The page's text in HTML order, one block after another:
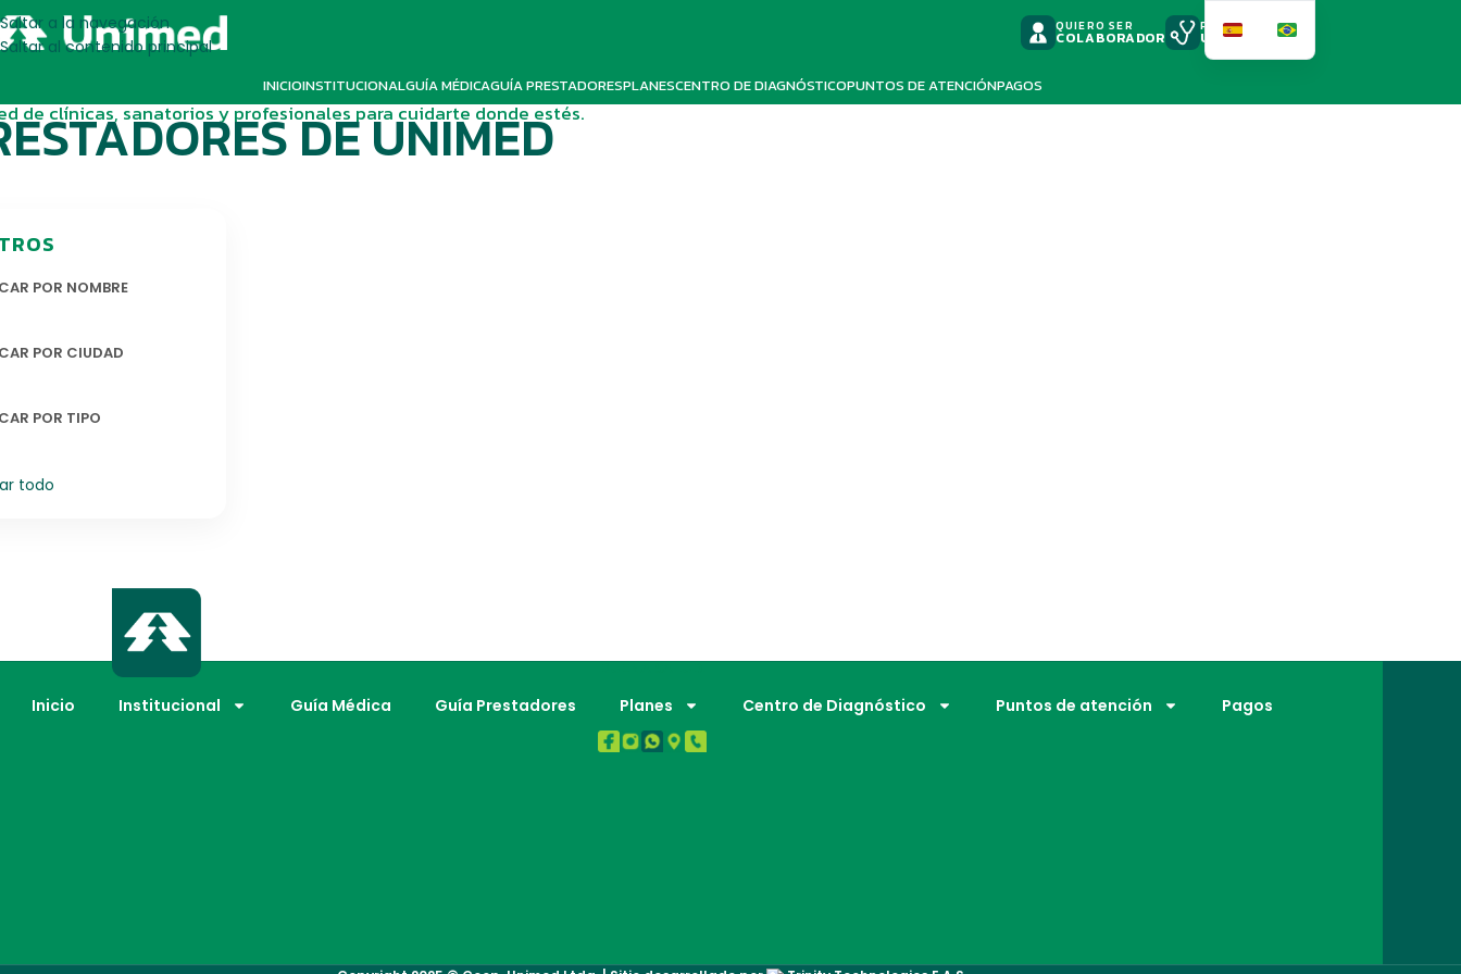
Saltar a la navegación
Saltar al contenido principal
QUIERO SER
COLABORADOR
PODSCAST
UNIMED
INICIOINSTITUCIONALGUÍA MÉDICAGUÍA PRESTADORESPLANESCENTRO DE DIAGNÓSTICOPUNTOS DE ATENCIÓNPAGOS
de clínicas, sanatorios y profesionales para cuidarte donde estés.
DE UNIMED
POR NOMBRE
POR CIUDAD
POR TIPO
todo
BUENA SALUD.
Inicio Institucional Guía Médica Guía Prestadores Planes Centro de Diagnóstico Puntos de atención Pagos